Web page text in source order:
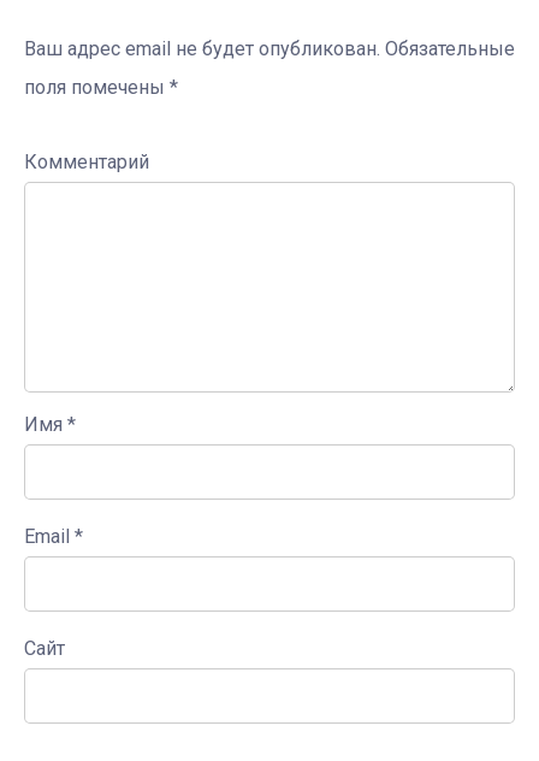
Ваш адрес email не будет опубликован. Обязательные
поля помечены *
Комментарий
Имя *
Email *
Сайт